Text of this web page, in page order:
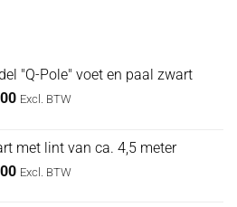
"Q-Pole" voet en paal zwart
Huidige
€ 39,00.
Excl. BTW
met lint van ca. 4,5 meter
Huidige
Excl. BTW